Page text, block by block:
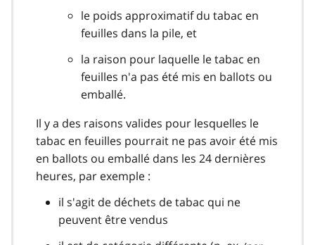
le poids approximatif du tabac en
feuilles dans la pile, et
la raison pour laquelle le tabac en
feuilles n'a pas été mis en ballots ou
emballé.
Il y a des raisons valides pour lesquelles le
tabac en feuilles pourrait ne pas avoir été mis
en ballots ou emballé dans les 24 dernières
heures, par exemple :
il s'agit de déchets de tabac qui ne
peuvent être vendus